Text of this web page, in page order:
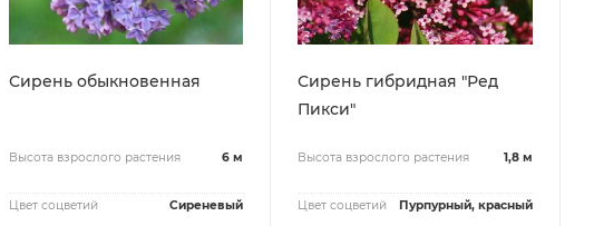
Сирень обыкновенная
Высота взрослого растения 6 м
Цвет соцветий Сиреневый
Сирень гибридная "Ред
Пикси"
Высота взрослого растения 1,8 м
Цвет соцветий Пурпурный, красный